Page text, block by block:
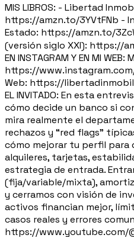
MIS LIBROS: - Libertad
https://amzn.to/3YVtFNb -
Estado: https://amzn.to/
(versión siglo XXI): https://
EN INSTAGRAM Y EN MI
https://
Web: https://
EL INVITADO: En esta
cómo decide un banco si
mira realmente el
rechazos y “red flags”
cómo mejorar tu perfil para
alquileres, tarjetas,
estrategia de entrada.
(fija/variable/mixta),
y cerramos con visión de
activos financian mejor,
casos reales y errores
https://www.youtube.com/